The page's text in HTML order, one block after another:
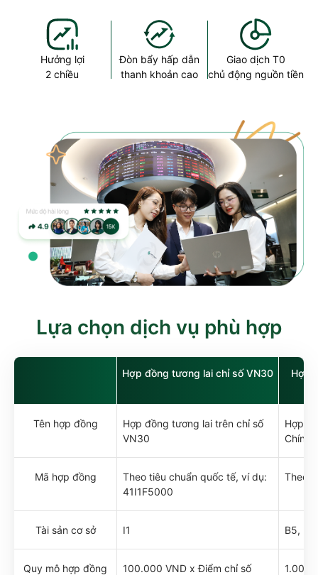
Hưởng lợi
2 chiều
Đòn bẩy hấp dẫn
thanh khoản cao
Giao dịch T0
chủ động nguồn tiền
Lựa chọn dịch vụ phù hợp
Hợp đồng tương lai chỉ số VN30 Hợp
Tên hợp đồng
Hợp đồng tương lai trên chỉ số
VN30
Hợp
Chính
Mã hợp đồng
Theo tiêu chuẩn quốc tế, ví dụ:
41I1F5000
Theo
Tài sản cơ sở I1 B5, BA
Quy mô hợp đồng
100.000 VND x Điểm chỉ số